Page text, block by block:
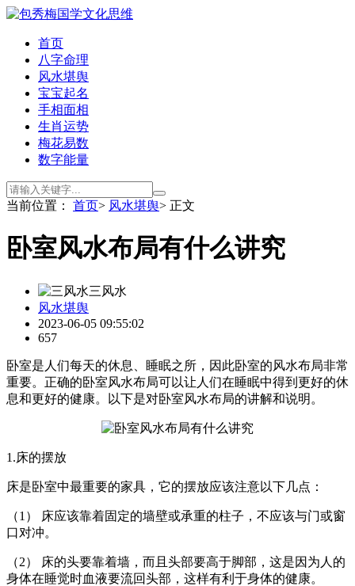
首页
八字命理
风水堪舆
宝宝起名
手相面相
生肖运势
梅花易数
数字能量
当前位置： 首页> 风水堪舆> 正文
卧室风水布局有什么讲究
三风水
风水堪舆
2023-06-05 09:55:02
657
卧室是人们每天的休息、睡眠之所，因此卧室的风水布局非常
重要。正确的卧室风水布局可以让人们在睡眠中得到更好的休
息和更好的健康。以下是对卧室风水布局的讲解和说明。
1.床的摆放
床是卧室中最重要的家具，它的摆放应该注意以下几点：
（1） 床应该靠着固定的墙壁或承重的柱子，不应该与门或窗
口对冲。
（2） 床的头要靠着墙，而且头部要高于脚部，这是因为人的
身体在睡觉时血液要流回头部，这样有利于身体的健康。